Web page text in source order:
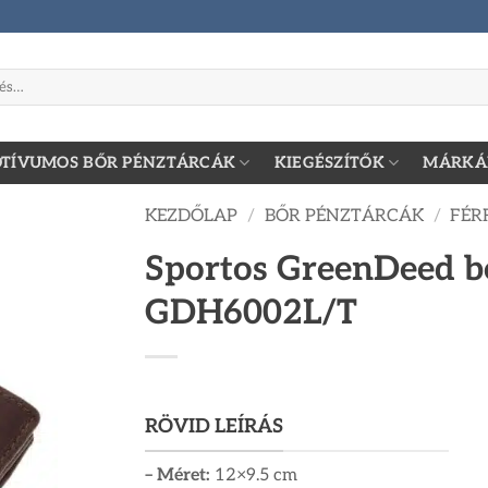
BŐR PÉNZTÁRCÁK KIEGÉSZÍTŐK
KEZDŐLAP / BŐR PÉNZTÁRCÁK /
Sportos GreenDeed
GDH6002L/T
RÖVID LEÍRÁS
– Méret: 12×9.5 cm